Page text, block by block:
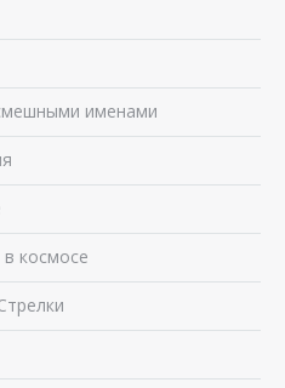
именами
космосе